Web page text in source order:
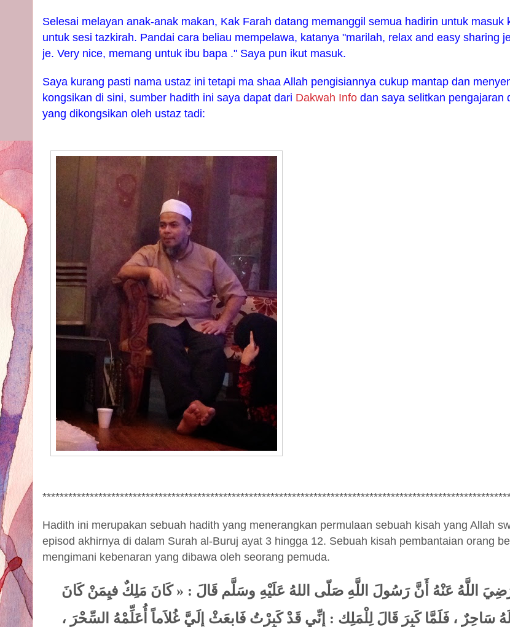
Selesai melayan anak-anak makan, Kak Farah datang memanggil semua hadirin untuk masuk
untuk sesi tazkirah. Pandai cara beliau mempelawa, katanya "marilah, relax and easy sharing
je. Very nice, memang untuk ibu bapa ." Saya pun ikut masuk.
Saya kurang pasti nama ustaz ini tetapi ma shaa Allah pengisiannya cukup mantap dan
kongsikan di sini, sumber hadith ini saya dapat dari Dakwah Info dan saya selitkan pengajaran
yang dikongsikan oleh ustaz tadi:
Hadith ini merupakan sebuah hadith yang menerangkan permulaan sebuah kisah yang Allah
episod akhirnya di dalam Surah al-Buruj ayat 3 hingga 12. Sebuah kisah pembantaian orang
mengimani kebenaran yang dibawa oleh seorang pemuda.
اللَّهُ عَنْهُ أَنَّ رَسُولَ اللَّهِ صَلّى اللهُ عَلَيْهِ وسَلَّم قَالَ : « كَانَ مَلِكٌ فيِمَنْ كَانَ
سَاحِرٌ ، فَلَمَّا كَبِرَ قَالَ لِلْمَلِك : إِنِّي قَدْ كَبِرْتُ فَابعَثْ إِلَيَّ غُلاَماً أُعَلِّمْهُ السِّحْرَ ،